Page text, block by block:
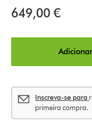
t
n
s
649,00 €
Inscreva-se para
primeira compra.